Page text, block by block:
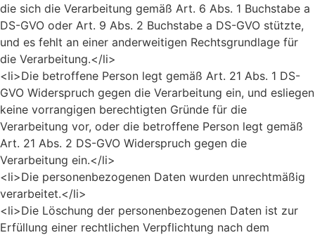
die sich die Verarbeitung gemäß Art. 6 Abs. 1 Buchstabe a
DS-GVO oder Art. 9 Abs. 2 Buchstabe a DS-GVO stützte,
und es fehlt an einer anderweitigen Rechtsgrundlage für
die Verarbeitung.</li>
<li>Die betroffene Person legt gemäß Art. 21 Abs. 1 DS-
GVO Widerspruch gegen die Verarbeitung ein, und esliegen
keine vorrangigen berechtigten Gründe für die
Verarbeitung vor, oder die betroffene Person legt gemäß
Art. 21 Abs. 2 DS-GVO Widerspruch gegen die
Verarbeitung ein.</li>
<li>Die personenbezogenen Daten wurden unrechtmäßig
verarbeitet.</li>
<li>Die Löschung der personenbezogenen Daten ist zur
Erfüllung einer rechtlichen Verpflichtung nach dem